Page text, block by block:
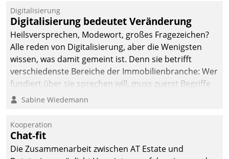
Jahresbeginn eine
Überblick, Einsicht und
Eingriff bietende Lösung.
Zur Entwicklung setzte
man auf
Cloudtechnologie,
bewährte und Startup-
agile Projektmethoden.
Digitalisierung
Digitalisierung bedeutet Veränderung
Heilsversprechen, Modewort, großes Fragezeichen?
Alle reden von Digitalisierung, aber die Wenigsten
wissen, was damit gemeint ist. Denn sie betrifft
verschiedenste Bereiche der Immobilienbranche: Wer
fundiert über sie sprechen will, muss zuerst Begriffe
klären. Ein Aspekt ist die betriebliche Optimierung:
Einsparungen durch optimierte und automatisierte
Prozesse. Doch man darf nicht zu viel erwarten: Allein
mit der Einführung einer neuen Software ist es nicht
Sabine Wiedemann
Kooperation
Chat-fit
Die Zusammenarbeit zwischen AT Estate und